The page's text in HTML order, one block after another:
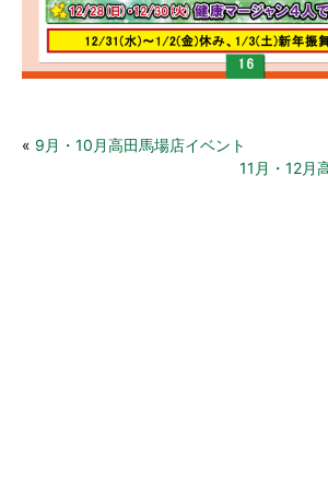
« 9月・10月高田馬場店イベント
11月・12月